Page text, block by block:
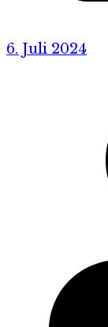
6. Juli 2024